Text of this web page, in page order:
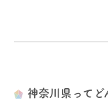
神奈川県ってど